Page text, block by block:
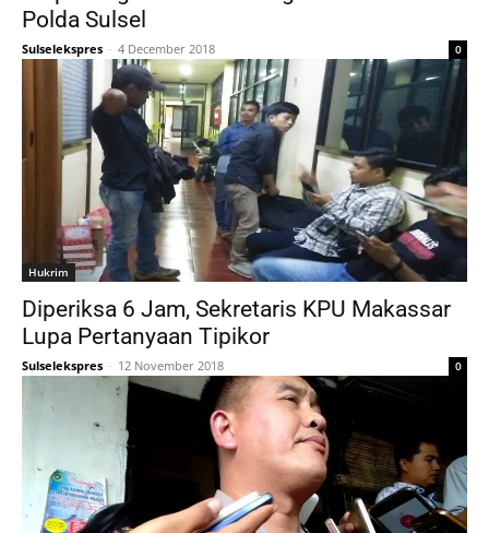
Polda Sulsel
Sulselekspres - 4 December 2018 0
Hukrim
Diperiksa 6 Jam, Sekretaris KPU Makassar
Lupa Pertanyaan Tipikor
Sulselekspres - 12 November 2018 0